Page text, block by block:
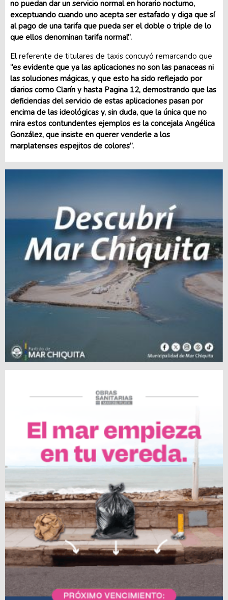
no puedan dar un servicio normal en horario nocturno,
exceptuando cuando uno acepta ser estafado y diga que sí
al pago de una tarifa que pueda ser el doble o triple de lo
que ellos denominan tarifa normal”.
El referente de titulares de taxis concuyó remarcando que
“es evidente que ya las aplicaciones no son las panaceas ni
las soluciones mágicas, y que esto ha sido reflejado por
diarios como Clarín y hasta Pagina 12, demostrando que las
deficiencias del servicio de estas aplicaciones pasan por
encima de las ideológicas y, sin duda, que la única que no
mira estos contundentes ejemplos es la concejala Angélica
González, que insiste en querer venderle a los
marplatenses espejitos de colores”.